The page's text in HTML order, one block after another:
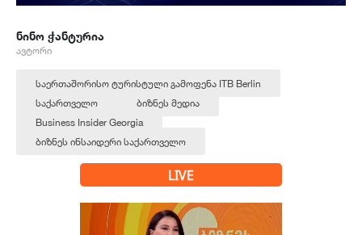
ნინო ჭანტურია
ავტორი
საერთაშორისო ტურისტული გამოფენა ITB Berlin
საქართველო
ბიზნეს მედია
Business Insider Georgia
ბიზნეს ინსაიდერი საქართველო
LIVE